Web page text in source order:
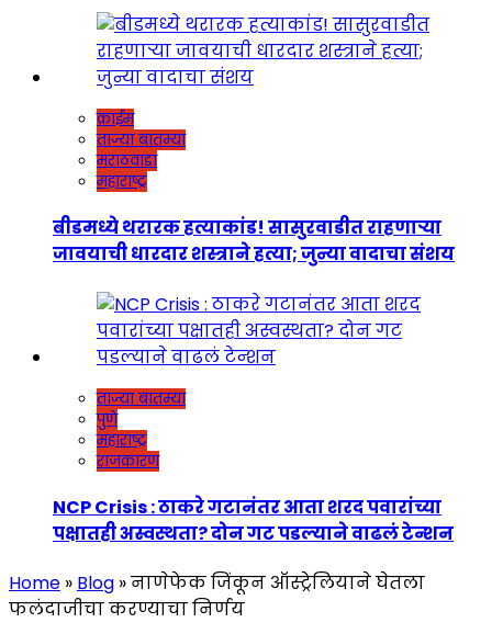
क्राईम
ताज्या बातम्या
मराठवाडा
महाराष्ट्र
बीडमध्ये थरारक हत्याकांड! सासुरवाडीत राहणाऱ्या
जावयाची धारदार शस्त्राने हत्या; जुन्या वादाचा संशय
ताज्या बातम्या
पुणे
महाराष्ट्र
राजकारण
NCP Crisis : ठाकरे गटानंतर आता शरद पवारांच्या
पक्षातही अस्वस्थता? दोन गट पडल्याने वाढलं टेन्शन
Home » Blog »नाणेफेक जिंकून ऑस्ट्रेलियाने घेतला
फलंदाजीचा करण्याचा निर्णय